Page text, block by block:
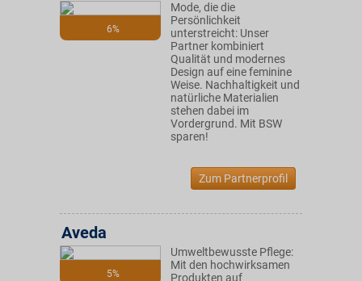
6%
Mode, die die
Persönlichkeit
unterstreicht: Unser
Partner kombiniert
Qualität und modernes
Design auf eine feminine
Weise. Nachhaltigkeit und
natürliche Materialien
stehen dabei im
Vordergrund. Mit BSW
sparen!
Zum Partnerprofil
5%
Aveda
Umweltbewusste Pflege:
Mit den hochwirksamen
Produkten auf